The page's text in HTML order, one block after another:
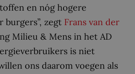
en nóg hogere
zegt Frans van der
Milieu & Mens in het AD
is niet
ons daarom voegen als